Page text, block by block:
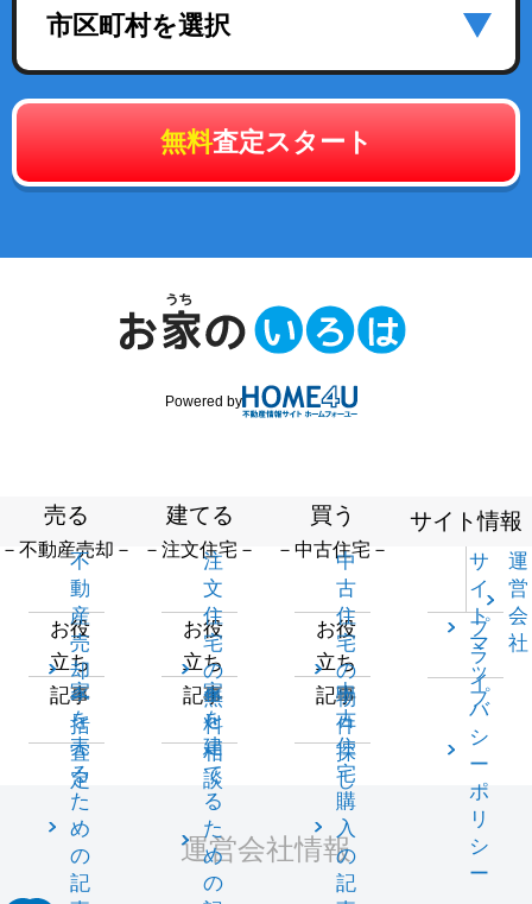
市区町村を選択
無料査定スタート
Powered by
売る
－不動産売却－
不
動
産
売
却
一
括
査
定
お役
立ち
記事
家
を
売
る
た
め
の
記
建てる
－注文住宅－
注
文
住
宅
の
無
料
相
談
お役
立ち
記事
家
を
建
て
る
た
め
の
買う
－中古住宅－
中
古
住
宅
の
物
件
探
し
お役
立ち
記事
中
古
住
宅
購
入
の
記
サイト情報
サ
イ
ト
マ
ッ
プ
運
営
会
社
プ
ラ
イ
バ
シ
ー
ポ
リ
シ
ー
運営会社情報